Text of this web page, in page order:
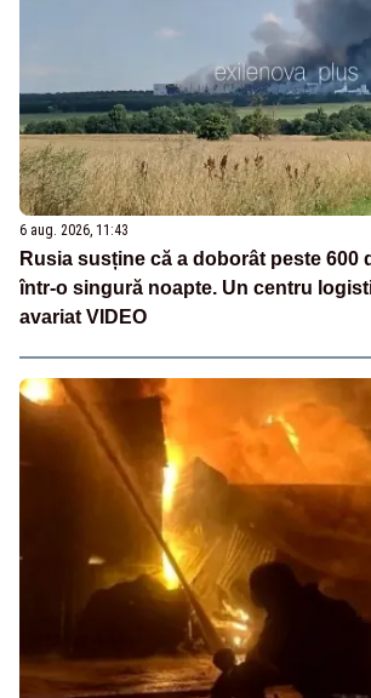
6 aug. 2026, 11:43
Rusia susține că a doborât peste 600
într-o singură noapte. Un centru
avariat VIDEO